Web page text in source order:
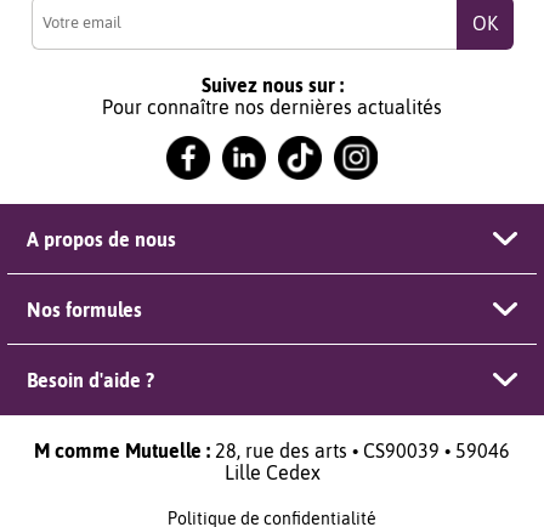
Suivez nous sur :
Pour connaître nos dernières actualités
A propos de nous
Nos formules
Besoin d'aide ?
M comme Mutuelle : 28, rue des arts • CS90039 • 59046
Lille Cedex
Politique de confidentialité